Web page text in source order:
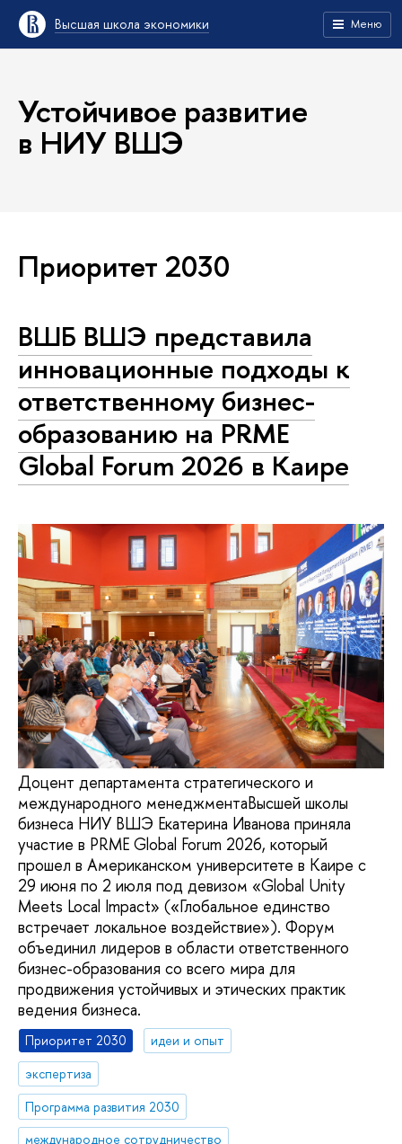
Высшая школа экономики Меню
Устойчивое развитие
в НИУ ВШЭ
Приоритет 2030
ВШБ ВШЭ представила
инновационные подходы к
ответственному бизнес-
образованию на PRME
Global Forum 2026 в Каире
Доцент департамента стратегического и
международного менеджментаВысшей школы
бизнеса НИУ ВШЭ Екатерина Иванова приняла
участие в PRME Global Forum 2026, который
прошел в Американском университете в Каире с
29 июня по 2 июля под девизом «Global Unity
Meets Local Impact» («Глобальное единство
встречает локальное воздействие»). Форум
объединил лидеров в области ответственного
бизнес-образования со всего мира для
продвижения устойчивых и этических практик
ведения бизнеса.
Приоритет 2030
идеи и опыт
экспертиза
Программа развития 2030
международное сотрудничество